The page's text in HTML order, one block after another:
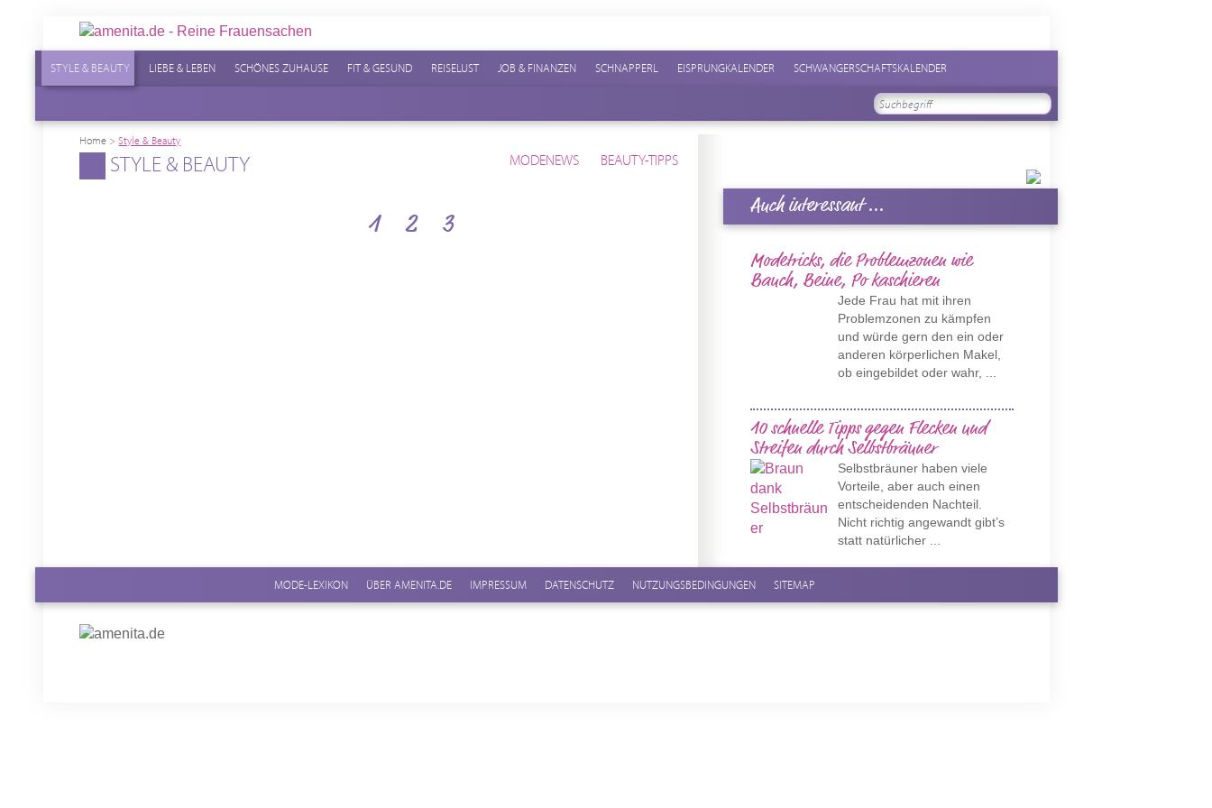
STYLE & BEAUTY LIEBE & LEBEN SCHÖNES ZUHAUSE FIT & GESUND REISELUST JOB & FINANZEN SCHNAPPERL EISPRUNGKALENDER SCHWANGERSCHAFTSKALENDER
Home >Style & Beauty
STYLE & BEAUTY MODENEWS BEAUTY-TIPPS
1 2 3 Auch interessant ...
Modetricks, die Problemzonen wie
Bauch, Beine, Po kaschieren
Jede Frau hat mit ihren
Problemzonen zu kämpfen
und würde gern den ein oder
anderen körperlichen Makel,
ob eingebildet oder wahr, ...
10 schnelle Tipps gegen Flecken und
Streifen durch Selbstbräuner
Selbstbräuner haben viele
Vorteile, aber auch einen
entscheidenden Nachteil.
Nicht richtig angewandt gibt’s
statt natürlicher ...
MODE-LEXIKON ÜBER AMENITA.DE IMPRESSUM DATENSCHUTZ NUTZUNGSBEDINGUNGEN SITEMAP